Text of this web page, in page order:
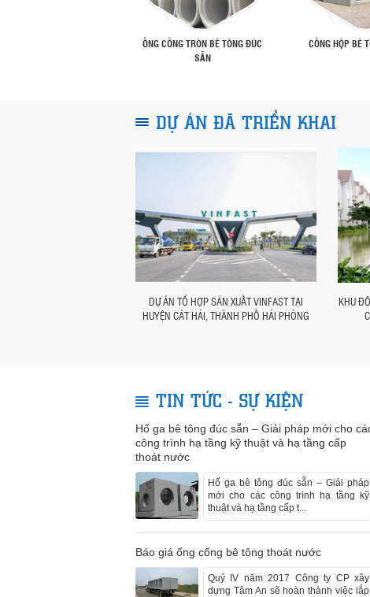
ỐNG CỐNG TRÒN BÊ TÔNG ĐÚC
SẴN
CỐNG HỘP BÊ
DỰ ÁN ĐÃ TRIỂN KHAI
DỰ ÁN TỔ HỢP SẢN XUẤT VINFAST TẠI
HUYỆN CÁT HẢI, THÀNH PHỐ HẢI PHÒNG
KHU
TIN TỨC - SỰ KIỆN
Hố ga bê tông đúc sẵn – Giải pháp mới cho
công trình hạ tầng kỹ thuật và hạ tầng cấp
thoát nước
Hố ga bê tông đúc sẵn – Giải pháp
mới cho các công trình hạ tầng kỹ
thuật và hạ tầng cấp t...
Báo giá ống cống bê tông thoát nước
Quý IV năm 2017 Công ty CP xây
dựng Tâm An sẽ hoàn thành việc lắp